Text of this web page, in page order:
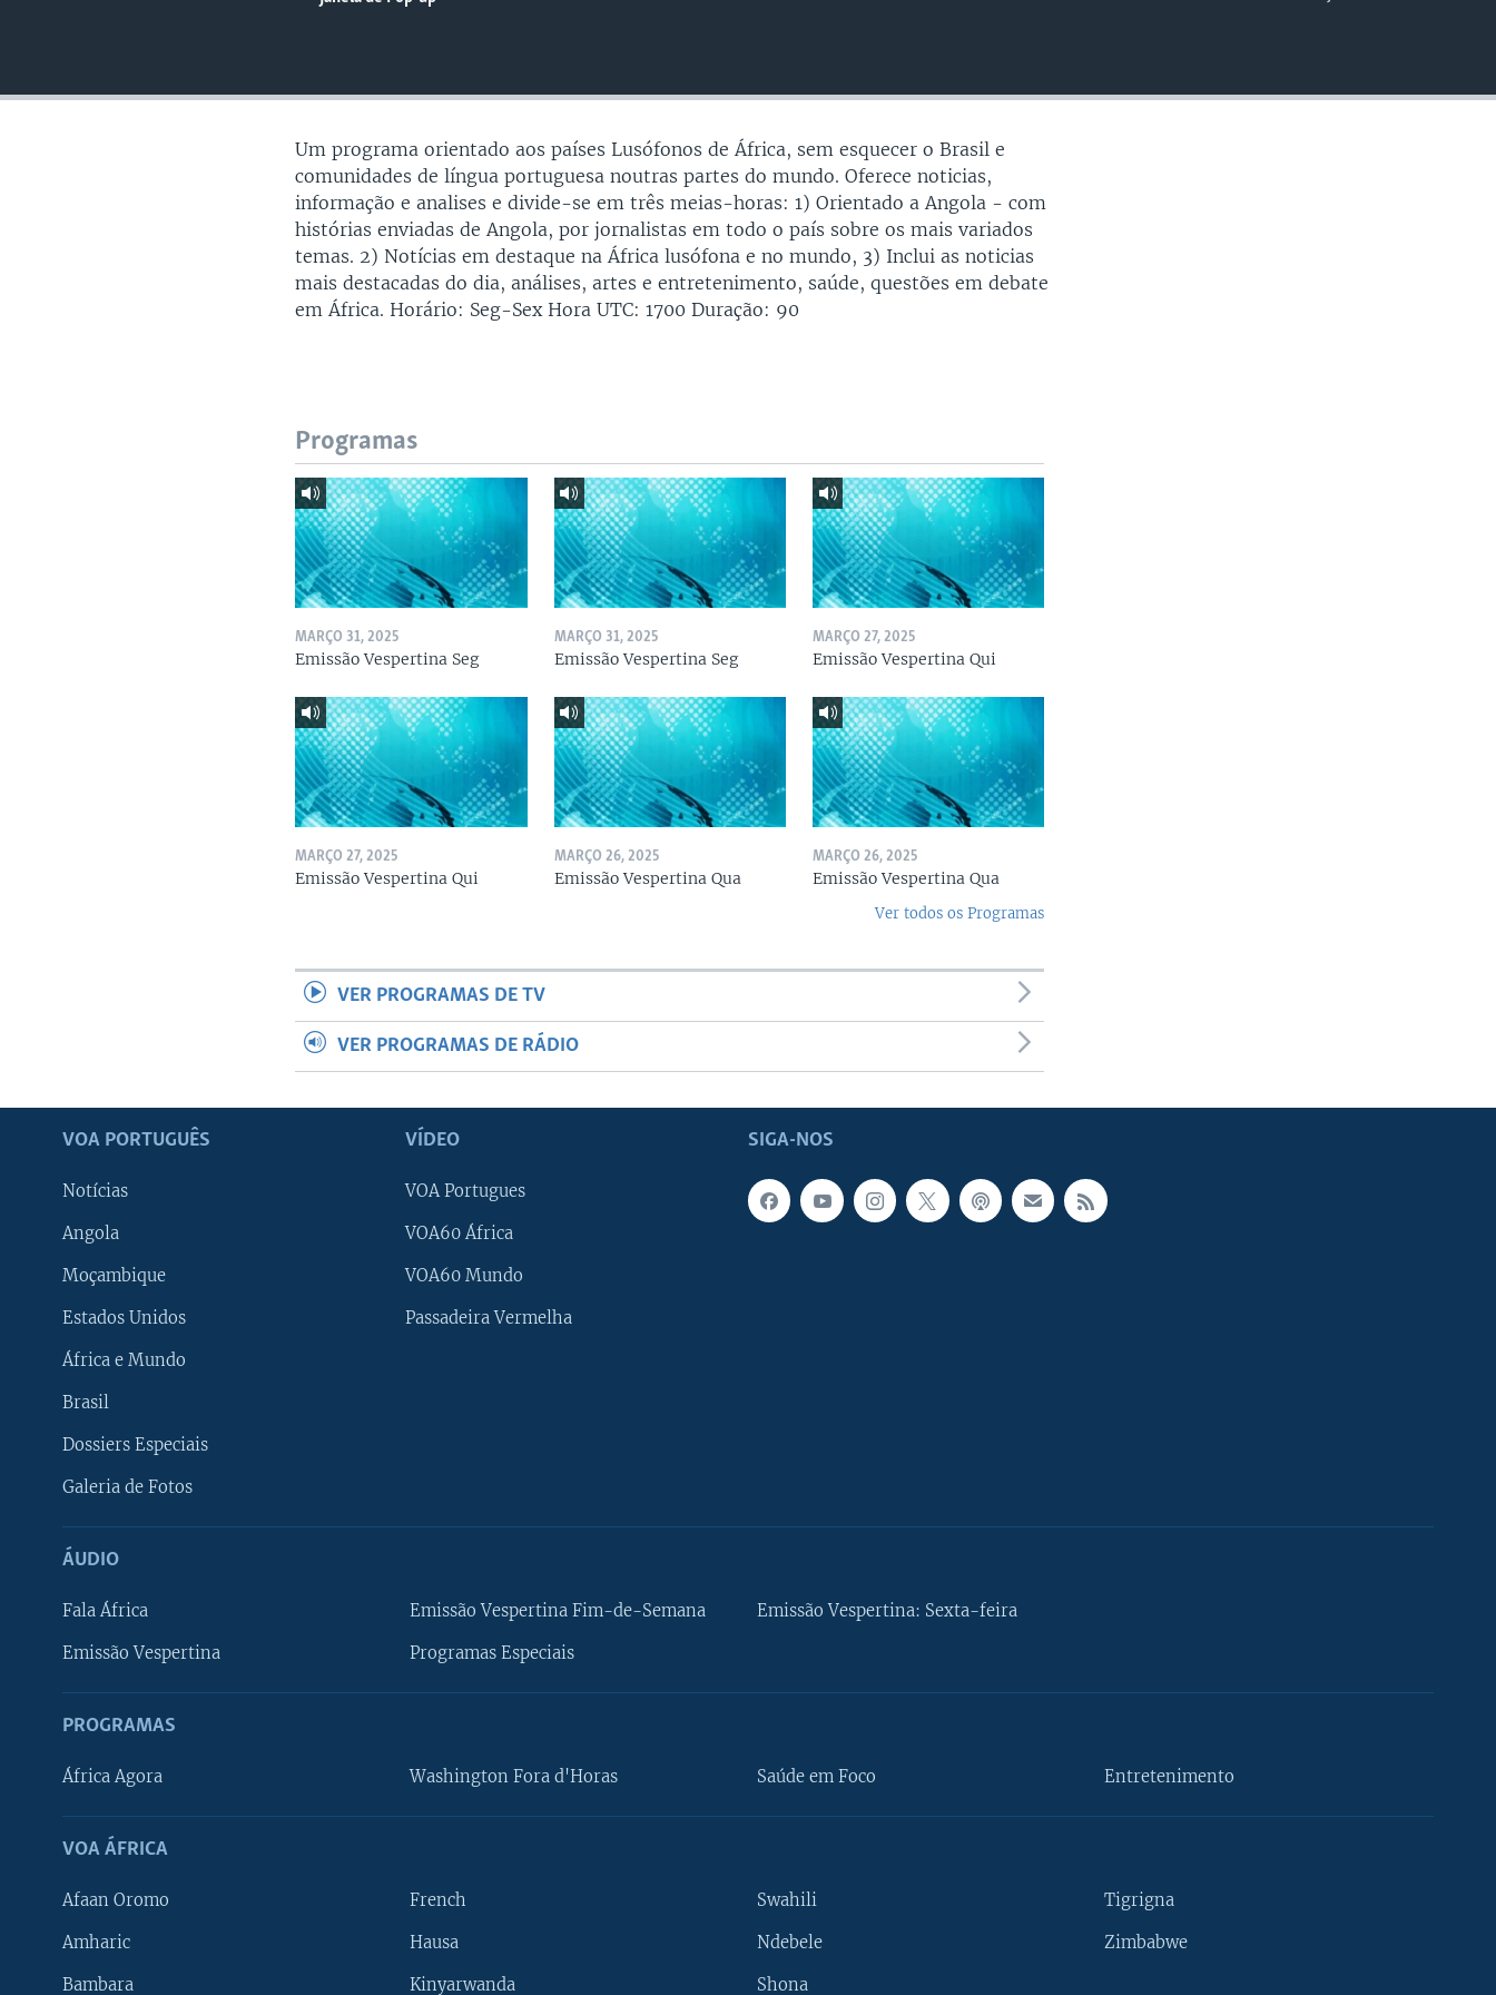
Um programa orientado aos países Lusófonos de África, sem esquecer o Brasil e
comunidades de língua portuguesa noutras partes do mundo. Oferece noticias,
informação e analises e divide-se em três meias-horas: 1) Orientado a Angola - com
histórias enviadas de Angola, por jornalistas em todo o país sobre os mais variados
temas. 2) Notícias em destaque na África lusófona e no mundo, 3) Inclui as noticias
mais destacadas do dia, análises, artes e entretenimento, saúde, questões em debate
em África. Horário: Seg-Sex Hora UTC: 1700 Duração: 90
Programas
MARÇO 31, 2025
Emissão Vespertina Seg
MARÇO 31, 2025
Emissão Vespertina Seg
MARÇO 27, 2025
Emissão Vespertina Qui
MARÇO 27, 2025
Emissão Vespertina Qui
MARÇO 26, 2025
Emissão Vespertina Qua
MARÇO 26, 2025
Emissão Vespertina Qua
Ver todos os Programas
VER PROGRAMAS DE TV
VER PROGRAMAS DE RÁDIO
SIGA-NOS
VOA PORTUGUÊS
Notícias
Angola
Moçambique
Estados Unidos
África e Mundo
Brasil
Dossiers Especiais
Galeria de Fotos
VÍDEO
VOA Portugues
VOA60 África
VOA60 Mundo
Passadeira Vermelha
ÁUDIO
Fala África
Emissão Vespertina
Emissão Vespertina Fim-de-Semana
Programas Especiais
Emissão Vespertina: Sexta-feira
PROGRAMAS
África Agora Washington Fora d'Horas Saúde em Foco Entretenimento
VOA ÁFRICA
Afaan Oromo
Amharic
Bambara
French
Hausa
Kinyarwanda
Swahili
Ndebele
Shona
Tigrigna
Zimbabwe